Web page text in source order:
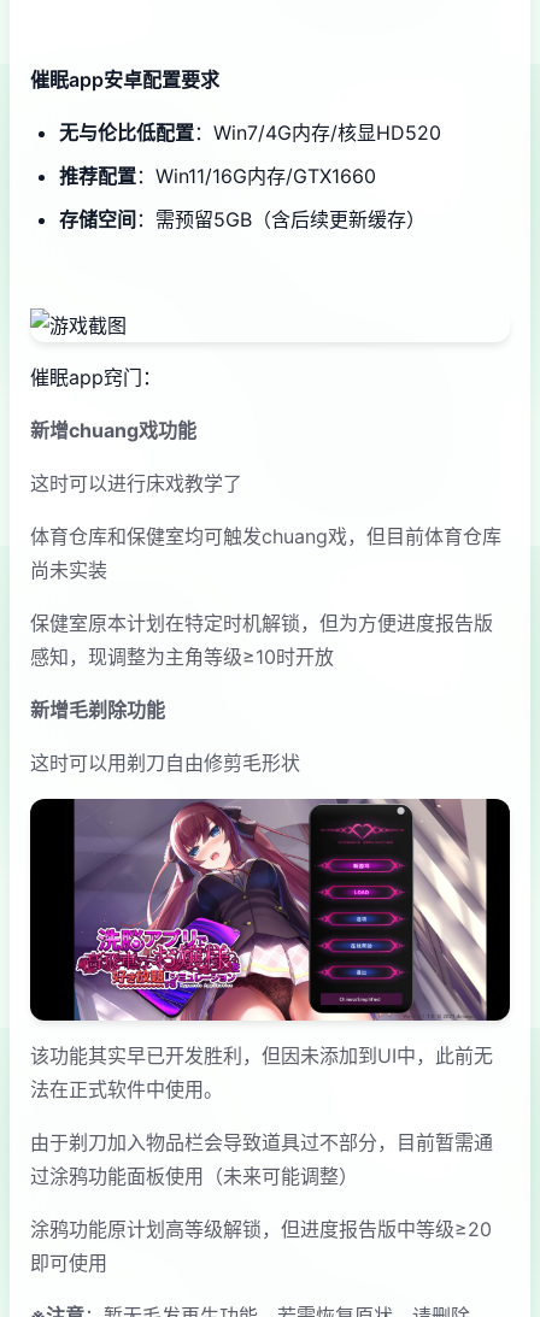
催眠app安卓配置要求
​无与伦比低配置​​：Win7/4G内存/核显HD520
​推荐配置​​：Win11/16G内存/GTX1660
​存储空间​ ​：需预留5GB（含后续更新缓存）
催眠app窍门：
新增chuang戏功能
这时可以进行床戏教学了
体育仓库和保健室均可触发chuang戏，但目前体育仓库
尚未实装
保健室原本计划在特定时机解锁，但为方便进度报告版
感知，现调整为主角等级≥10时开放
新增毛剃除功能
这时可以用剃刀自由修剪毛形状
该功能其实早已开发胜利，但因未添加到UI中，此前无
法在正式软件中使用。
由于剃刀加入物品栏会导致道具过不部分，目前暂需通
过涂鸦功能面板使用（未来可能调整）
涂鸦功能原计划高等级解锁，但进度报告版中等级≥20
即可使用